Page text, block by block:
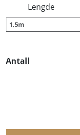
Lengde
Antall